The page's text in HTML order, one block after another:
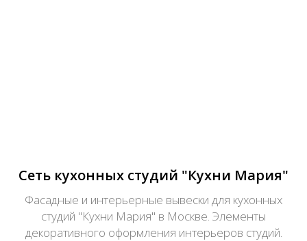
Сеть кухонных студий "Кухни Мария"
Фасадные и интерьерные вывески для кухонных
студий "Кухни Мария" в Москве. Элементы
декоративного оформления интерьеров студий.